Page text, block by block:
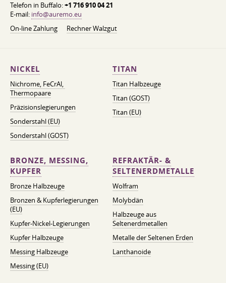
Telefon in Buffalo:+1 716 910 04 21
E-mail: info@auremo.eu
On-line Zahlung
Rechner Walzgut
NICKEL
Nichrome, FeСrAl, ​​
Thermopaare
Präzisionslegierungen
Sonderstahl (EU)
Sonderstahl (GOST)
TITAN
Titan Halbzeuge
Titan (GOST)
Titan (EU)
BRONZE, MESSING,
KUPFER
Bronze Halbzeuge
Bronzen & Kupferlegierungen
(EU)
Kupfer-Nickel-Legierungen
Kupfer Halbzeuge
Messing Halbzeuge
Messing (EU)
REFRAKTÄR- &
SELTENERDMETALLE
Wolfram
Molybdän
Halbzeuge aus
Seltenerdmetallen
Metalle der Seltenen Erden
Lanthanoide